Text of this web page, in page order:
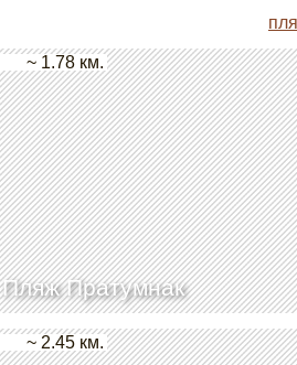
Пляж Пратумнак
~ 1.78 км.
~ 2.45 км.